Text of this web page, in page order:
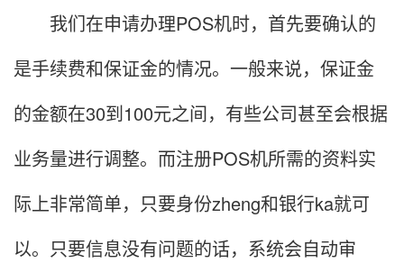
我们在申请办理POS机时，首先要确认的
是手续费和保证金的情况。一般来说，保证金
的金额在30到100元之间，有些公司甚至会根据
业务量进行调整。而注册POS机所需的资料实
际上非常简单，只要身份zheng和银行ka就可
以。只要信息没有问题的话，系统会自动审